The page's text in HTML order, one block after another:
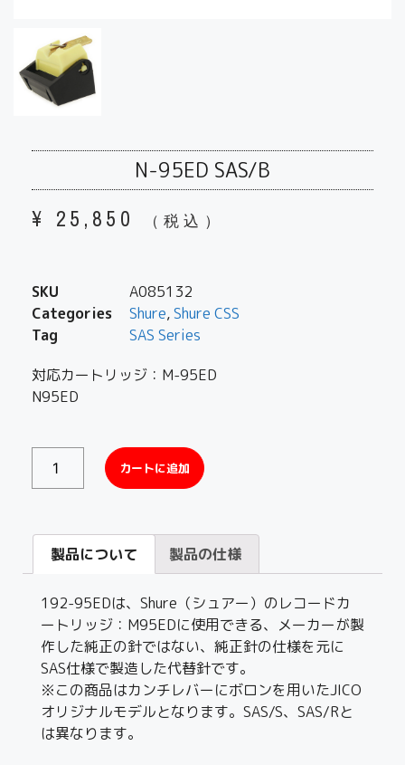
N-95ED SAS/B
¥ 25,850 （税込）
SKU
A085132
Categories
Shure,Shure CSS
Tag
SAS Series
対応カートリッジ：M-95ED
N95ED
カートに追加
製品について 製品の仕様
192-95EDは、Shure（シュアー）のレコードカ
ートリッジ：M95EDに使用できる、メーカーが製
作した純正の針ではない、純正針の仕様を元に
SAS仕様で製造した代替針です。
※この商品はカンチレバーにボロンを用いたJICO
オリジナルモデルとなります。SAS/S、SAS/Rと
は異なります。